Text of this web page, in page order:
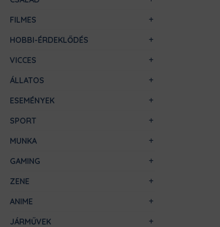
FILMES
HOBBI-ÉRDEKLŐDÉS
VICCES
ÁLLATOS
ESEMÉNYEK
SPORT
MUNKA
GAMING
ZENE
ANIME
JÁRMŰVEK